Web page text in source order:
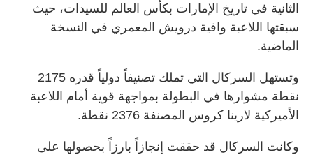
الثانية في تاريخ الإمارات بكأس العالم للسيدات، حيث
سبقتها اللاعبة وافية درويش المعمري في النسخة
الماضية.
وتستهل السركال التي تملك تصنيفاً دولياً قدره 2175
نقطة مشوارها في البطولة بمواجهة قوية أمام اللاعبة
الأميركية لارينا كروس المصنفة 2376 نقطة.
وكانت السركال قد حققت إنجازاً بارزاً بحصولها على